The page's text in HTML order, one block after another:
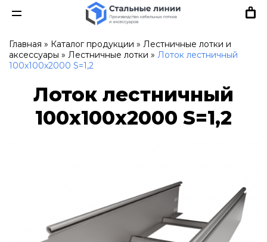
Главная » Каталог продукции » Лестничные лотки и
аксессуары » Лестничные лотки » Лоток лестничный
100х100х2000 S=1,2
Лоток лестничный
100х100х2000 S=1,2